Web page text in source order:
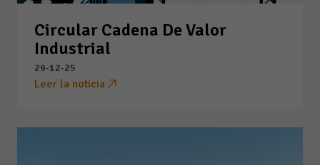
Circular Cadena De Valor
Industrial
29-12-25
Leer la noticia